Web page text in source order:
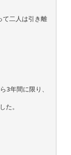
二人は引き離
3年間に限り、
た。